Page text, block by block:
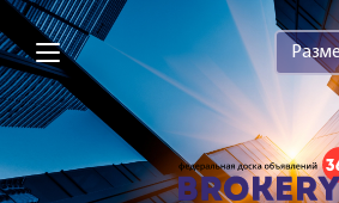
Brokery365 - Рейтинг